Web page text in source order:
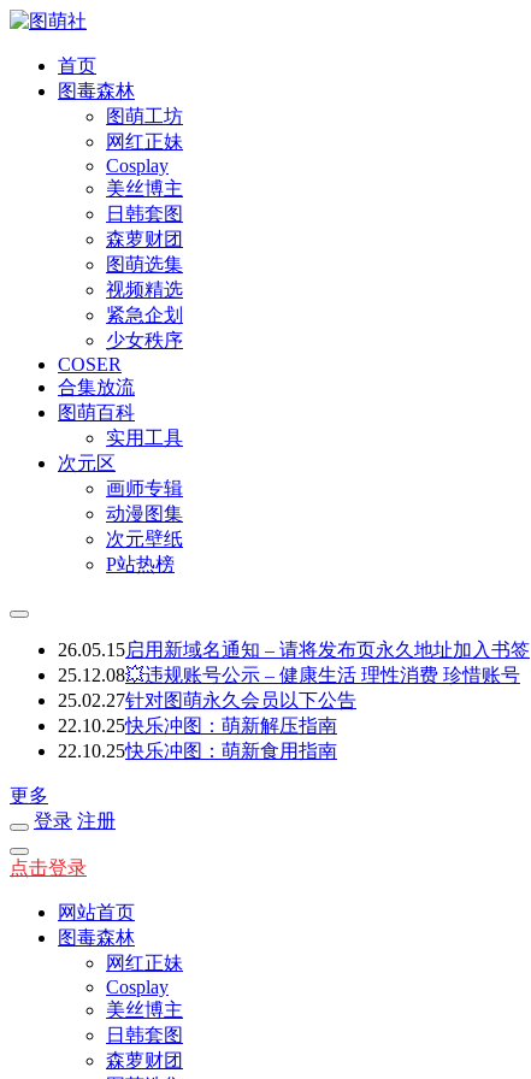
首页
图毒森林
图萌工坊
网红正妹
Cosplay
美丝博主
日韩套图
森萝财团
图萌选集
视频精选
紧急企划
少女秩序
COSER
合集放流
图萌百科
实用工具
次元区
画师专辑
动漫图集
次元壁纸
P站热榜
26.05.15启用新域名通知 – 请将发布页永久地址加入书签
25.12.08💥违规账号公示 – 健康生活 理性消费 珍惜账号
25.02.27针对图萌永久会员以下公告
22.10.25快乐冲图：萌新解压指南
22.10.25快乐冲图：萌新食用指南
更多
登录 注册
点击登录
网站首页
图毒森林
网红正妹
Cosplay
美丝博主
日韩套图
森萝财团